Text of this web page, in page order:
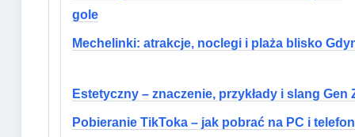
gole
Mechelinki: atrakcje, noclegi i plaża blisko
Estetyczny – znaczenie, przykłady i slang Gen
Pobieranie TikToka – jak pobrać na PC i telefon